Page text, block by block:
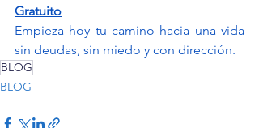
Gratuito
Empieza hoy tu camino hacia una vida
sin deudas, sin miedo y con dirección.
BLOG
BLOG